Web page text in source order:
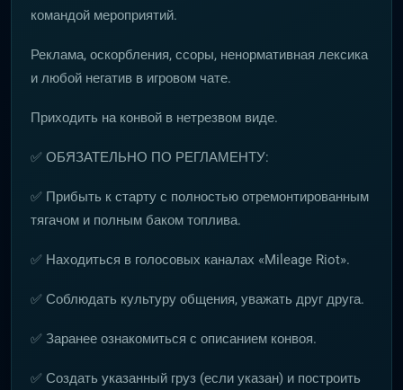
командой мероприятий.
Реклама, оскорбления, ссоры, ненормативная лексика
и любой негатив в игровом чате.
Приходить на конвой в нетрезвом виде.
✅ ОБЯЗАТЕЛЬНО ПО РЕГЛАМЕНТУ:
✅ Прибыть к старту с полностью отремонтированным
тягачом и полным баком топлива.
✅ Находиться в голосовых каналах «Mileage Riot».
✅ Соблюдать культуру общения, уважать друг друга.
✅ Заранее ознакомиться с описанием конвоя.
✅ Создать указанный груз (если указан) и построить